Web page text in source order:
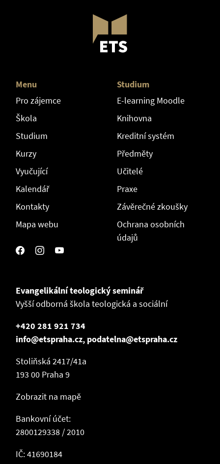
Menu
Pro zájemce
Škola
Studium
Kurzy
Vyučující
Kalendář
Kontakty
Mapa webu
Studium
E-learning Moodle
Knihovna
Kreditní systém
Předměty
Učitelé
Praxe
Závěrečné zkoušky
Ochrana osobních
údajů
Evangelikální teologický seminář
Vyšší odborná škola teologická a sociální
+420 281 921 734
info@etspraha.cz, podatelna@etspraha.cz
Stoliňská 2417/41a
193 00 Praha 9
Zobrazit na mapě
Bankovní účet:
2800129338 / 2010
IČ: 41690184